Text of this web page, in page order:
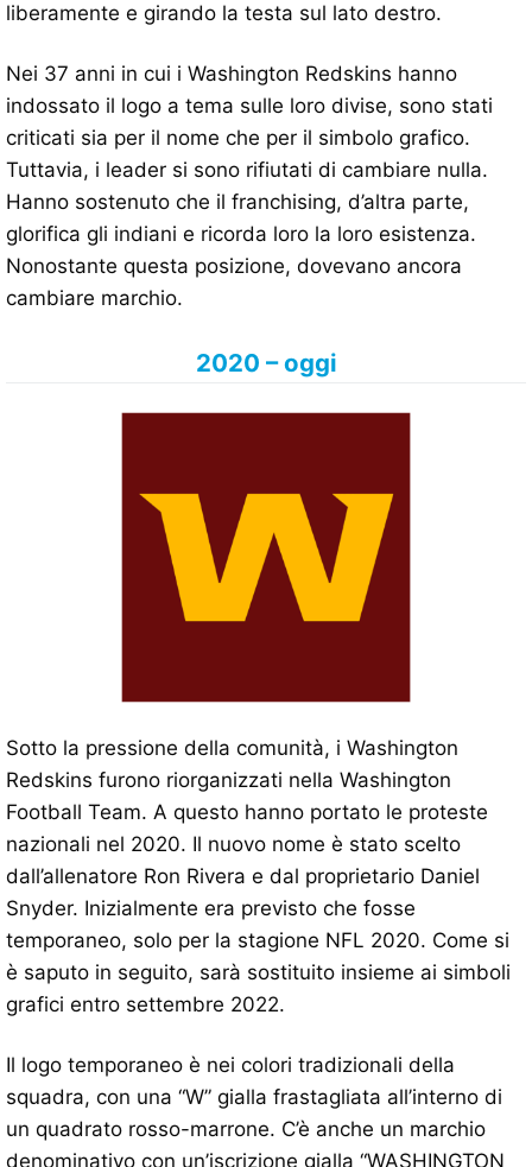
liberamente e girando la testa sul lato destro.
Nei 37 anni in cui i Washington Redskins hanno
indossato il logo a tema sulle loro divise, sono stati
criticati sia per il nome che per il simbolo grafico.
Tuttavia, i leader si sono rifiutati di cambiare nulla.
Hanno sostenuto che il franchising, d’altra parte,
glorifica gli indiani e ricorda loro la loro esistenza.
Nonostante questa posizione, dovevano ancora
cambiare marchio.
2020 – oggi
Sotto la pressione della comunità, i Washington
Redskins furono riorganizzati nella Washington
Football Team. A questo hanno portato le proteste
nazionali nel 2020. Il nuovo nome è stato scelto
dall’allenatore Ron Rivera e dal proprietario Daniel
Snyder. Inizialmente era previsto che fosse
temporaneo, solo per la stagione NFL 2020. Come si
è saputo in seguito, sarà sostituito insieme ai simboli
grafici entro settembre 2022.
Il logo temporaneo è nei colori tradizionali della
squadra, con una “W” gialla frastagliata all’interno di
un quadrato rosso-marrone. C’è anche un marchio
denominativo con un’iscrizione gialla “WASHINGTON